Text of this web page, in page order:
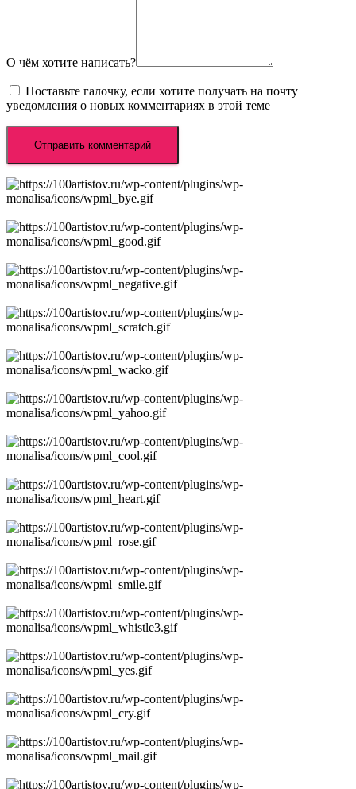
О чём хотите написать?
Поставьте галочку, если хотите получать на почту
уведомления о новых комментариях в этой теме